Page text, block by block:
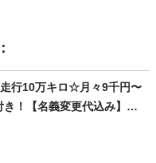
行10万キロ☆月々9千円〜
き！【名義変更代込み】大
ウェイスター☆Bluetoot
見れます☆電動スライドド